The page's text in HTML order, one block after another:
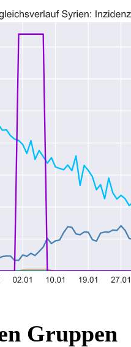
Gruppen